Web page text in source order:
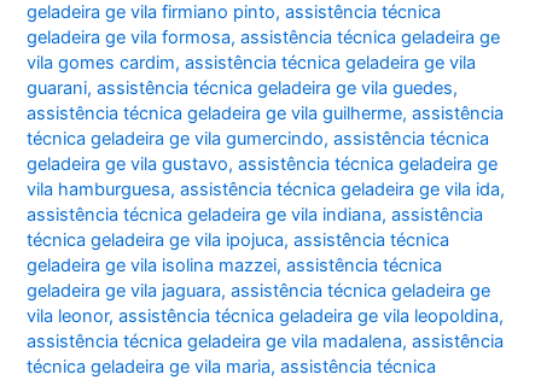
geladeira ge vila firmiano pinto,assistência técnica
geladeira ge vila formosa,assistência técnica geladeira ge
vila gomes cardim,assistência técnica geladeira ge vila
guarani,assistência técnica geladeira ge vila guedes,
assistência técnica geladeira ge vila guilherme,assistência
técnica geladeira ge vila gumercindo,assistência técnica
geladeira ge vila gustavo,assistência técnica geladeira ge
vila hamburguesa,assistência técnica geladeira ge vila ida,
assistência técnica geladeira ge vila indiana,assistência
técnica geladeira ge vila ipojuca,assistência técnica
geladeira ge vila isolina mazzei,assistência técnica
geladeira ge vila jaguara,assistência técnica geladeira ge
vila leonor,assistência técnica geladeira ge vila leopoldina,
assistência técnica geladeira ge vila madalena,assistência
técnica geladeira ge vila maria,assistência técnica